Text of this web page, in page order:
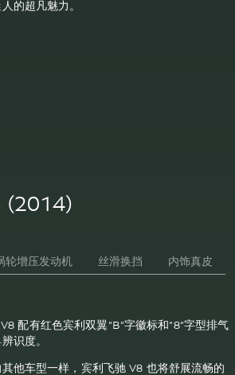
的超凡魅力。
(2014)
轮增压发动机 丝滑换挡 内饰真皮
配有红色宾利双翼“B”字徽标和“8”字型排气
识度。
他车型一样，宾利飞驰 V8 也将舒展流畅的